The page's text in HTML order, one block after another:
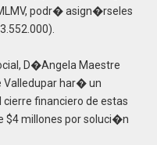
podr� asign�rseles
D�Angela Maestre
har� un
financiero de estas
$4 millones por soluci�n